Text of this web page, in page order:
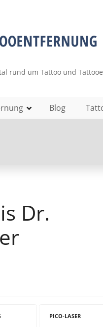
rund um Tattoo und
Blog
Dr.
PICO-LASER